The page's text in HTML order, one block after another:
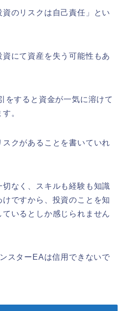
のリスクは自己責任」とい
にて資産を失う可能性もあ
をすると資金が一気に溶けて
。
クがあることを書いていれ
なく、スキルも経験も知識
ですから、投資のことを知
いるとしか感じられません
スターEAは信用できないで